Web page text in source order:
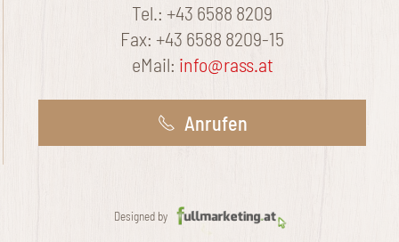
Tel.: +43 6588 8209
Fax: +43 6588 8209-15
eMail: info@rass.at
Anrufen
Designed by